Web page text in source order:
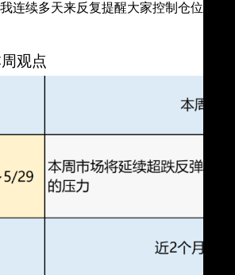
连续多天来反复提醒大家控制仓位的原
观点